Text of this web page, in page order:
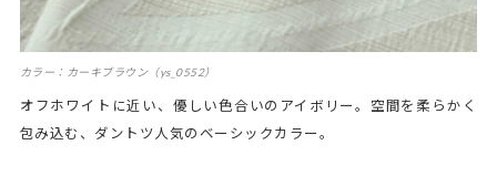
カラー：カーキブラウン（ys_0552）
オフホワイトに近い、優しい色合いのアイボリー。空間を柔らかく
包み込む、ダントツ人気のベーシックカラー。